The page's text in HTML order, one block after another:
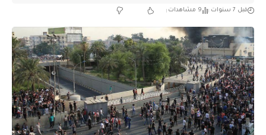
قبل 7 سنوات 9 مشاهدات